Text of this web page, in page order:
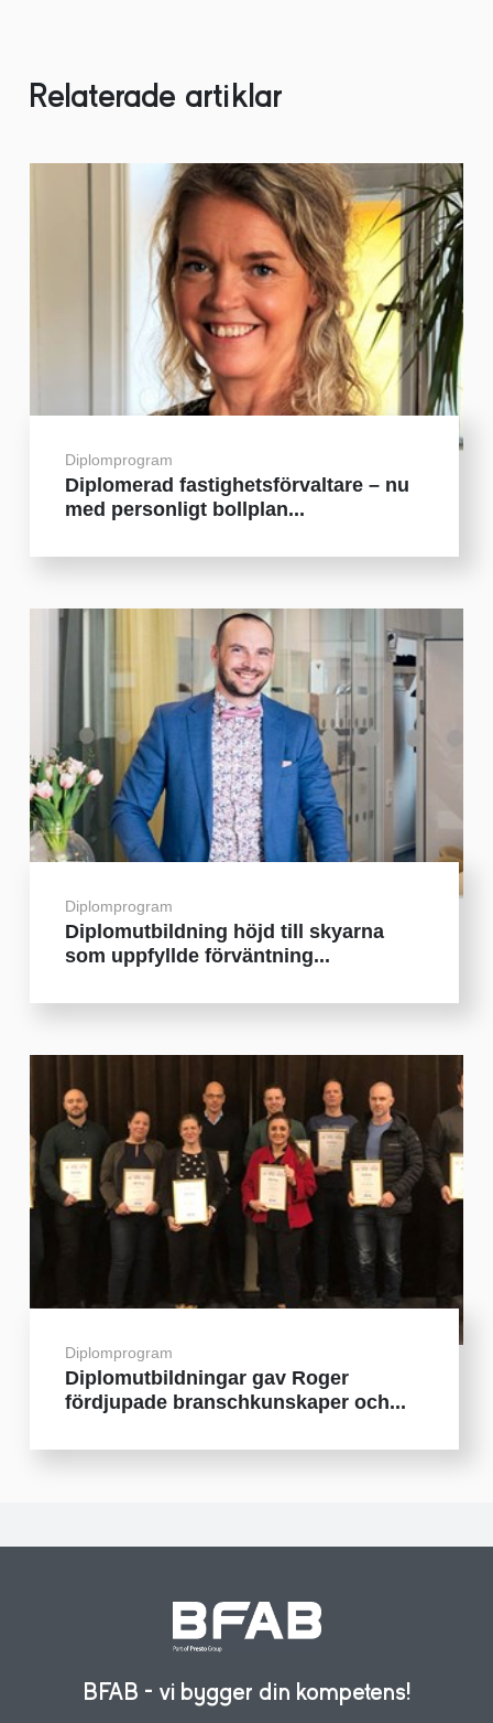
Relaterade artiklar
Diplomprogram
Diplomerad fastighetsförvaltare – nu
med personligt bollplan...
Diplomprogram
Diplomutbildning höjd till skyarna
som uppfyllde förväntning...
Diplomprogram
Diplomutbildningar gav Roger
fördjupade branschkunskaper och...
BFAB - vi bygger din kompetens!